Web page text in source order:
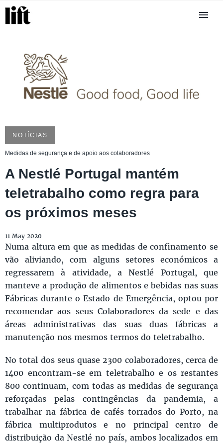
NOTÍCIAS
Medidas de segurança e de apoio aos colaboradores
A Nestlé Portugal mantém
teletrabalho como regra para
os próximos meses
11 May 2020
Numa altura em que as medidas de confinamento se
vão aliviando, com alguns setores económicos a
regressarem à atividade, a Nestlé Portugal, que
manteve a produção de alimentos e bebidas nas suas
Fábricas durante o Estado de Emergência, optou por
recomendar aos seus Colaboradores da sede e das
áreas administrativas das suas duas fábricas a
manutenção nos mesmos termos do teletrabalho.
No total dos seus quase 2300 colaboradores, cerca de
1400 encontram-se em teletrabalho e os restantes
800 continuam, com todas as medidas de segurança
reforçadas pelas contingências da pandemia, a
trabalhar na fábrica de cafés torrados do Porto, na
fábrica multiprodutos e no principal centro de
distribuição da Nestlé no país, ambos localizados em